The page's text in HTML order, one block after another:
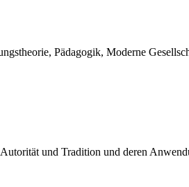
Pädagogik, Moderne
und Tradition und deren